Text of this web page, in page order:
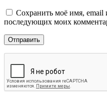
Сохранить моё имя, email
последующих моих